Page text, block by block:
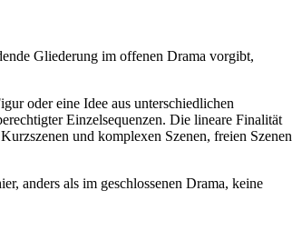
Gliederung im offenen Drama vorgibt,
oder eine Idee aus unterschiedlichen
Einzelsequenzen. Die lineare Finalität
und komplexen Szenen, freien Szenen
anders als im geschlossenen Drama, keine